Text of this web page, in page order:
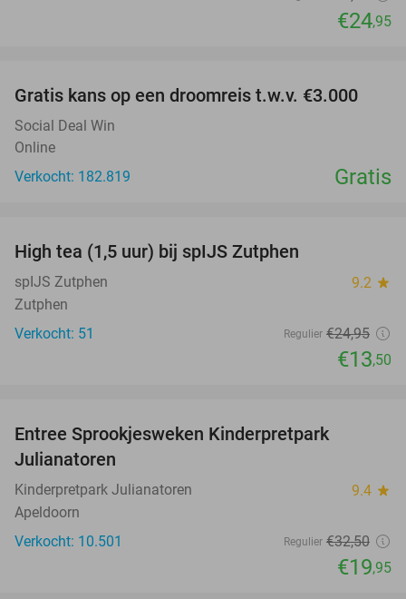
€24,95
Gratis kans op een droomreis t.w.v. €3.000
Social Deal Win
Online
Verkocht: 182.819
Gratis
High tea (1,5 uur) bij spIJS Zutphen
spIJS Zutphen 9.2 star
Zutphen
Verkocht: 51
Regulier €24,95
€13,50
Entree Sprookjesweken Kinderpretpark
Julianatoren
Kinderpretpark Julianatoren 9.4 star
Apeldoorn
Verkocht: 10.501
Regulier €32,50
€19,95